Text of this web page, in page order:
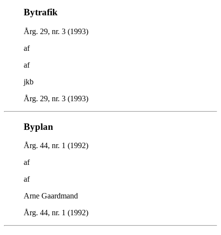
Bytrafik
Årg. 29, nr. 3 (1993)
af
af
jkb
Årg. 29, nr. 3 (1993)
Byplan
Årg. 44, nr. 1 (1992)
af
af
Arne Gaardmand
Årg. 44, nr. 1 (1992)